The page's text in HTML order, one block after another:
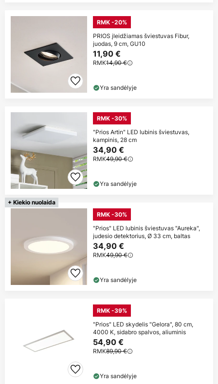
RMK -20%
PRIOS įleidžiamas šviestuvas Fibur,
juodas, 9 cm, GU10
11,90 €
RMK14,90 €
Yra sandėlyje
RMK -30%
"Prios Artin" LED lubinis šviestuvas,
kampinis, 28 cm
34,90 €
RMK49,90 €
Yra sandėlyje
+ Kiekio nuolaida
RMK -30%
"Prios" LED lubinis šviestuvas "Aureka",
judesio detektorius, Ø 33 cm, baltas
34,90 €
RMK49,90 €
Yra sandėlyje
RMK -39%
"Prios" LED skydelis "Gelora", 80 cm,
4000 K, sidabro spalvos, aliuminis
54,90 €
RMK89,90 €
Yra sandėlyje